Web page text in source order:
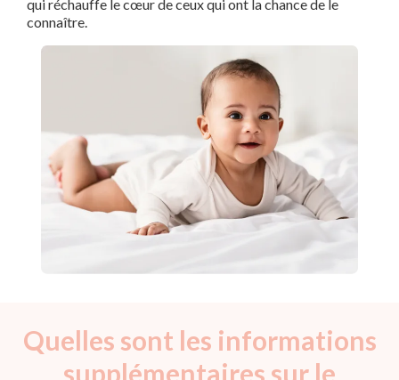
qui réchauffe le cœur de ceux qui ont la chance de le
connaître.
Quelles sont les informations
supplémentaires sur le